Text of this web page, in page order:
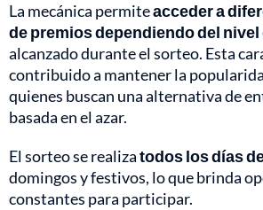
La mecánica permiteacceder a
de premios dependiendo del
alcanzado durante el sorteo. Esta
contribuido a mantener la
quienes buscan una alternativa de
basada en el azar.
El sorteo se realizatodos los días
domingos y festivos, lo que brinda
constantes para participar.